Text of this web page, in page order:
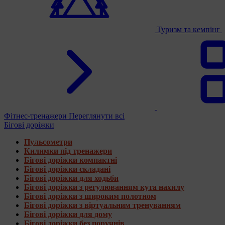
Туризм та кемпінг
Фітнес-тренажери Переглянути всі
Бігові доріжки
Пульсометри
Килимки під тренажери
Бігові доріжки компактні
Бігові доріжки складані
Бігові доріжки для ходьби
Бігові доріжки з регулюванням кута нахилу
Бігові доріжки з широким полотном
Бігові доріжки з віртуальним тренуванням
Бігові доріжки для дому
Бігові доріжки без поручнів